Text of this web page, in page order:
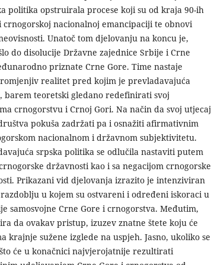
politika opstruirala procese koji su od kraja 90-ih
crnogorskoj nacionalnoj emancipaciji te obnovi
Unatoč tom djelovanju na koncu je,
do disolu­cije Državne zajednice Srbije i Crne
priznate Crne Gore. Time nastaje
realitet pred kojim je prevladavajuća
barem teoretski gledano redefinirati svoj
crnogorstvu i Crnoj Gori. Na način da svoj utjecaj
pokuša zadržati pa i osnažiti afirmativnim
nacionalnom i državnom subjek­tivitetu.
srpska politika se odlučila nastaviti putem
državnosti kao i sa negacijom crnogorske
Prikazani vid djelovanja izrazito je intenziviran
u kojem su ostvareni i određeni iskoraci u
samosvojne Crne Gore i crnogorstva. Međutim,
da ovakav pristup, izuzev znatne štete koju će
krajnje sužene izglede na uspjeh. Jasno, ukoliko se
će u konačnici najvjerojatnije rezulti­rati